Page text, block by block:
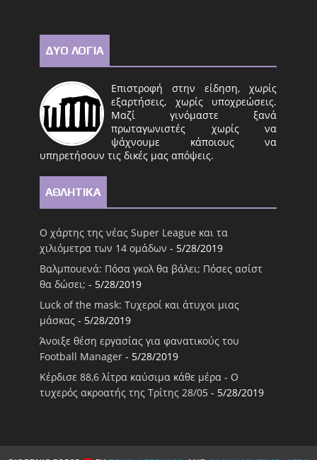
ΔΥΟ ΛΟΓΙΑ
Επιστροφή στην είδηση, χωρίς
εξαρτήσεις, χωρίς υποχρεώσεις.
Μαζί γινόμαστε ξανά
πρωταγωνιστές χωρίς να
ψάχνουμε κάποιους να
υπηρετήσουν τις δικές μας απόψεις.
ΑΘΛΗΤΙΚΑ
Ο χάρτης της νέας Super League και τα
χιλιόμετρα των 14 ομάδων - 5/28/2019
Βαλμπουενά: Πόσα γκολ θα βάλει; Πόσες ασίστ
θα δώσει; - 5/28/2019
Luck of the mask: Τυχεροί και άτυχοι μιας
μάσκας - 5/28/2019
Άνοιξε θέση εργασίας για φανατικούς του
Football Μanager - 5/28/2019
Κέρδισε 88,6 λίτρα καύσιμα κάθε μέρα - Ο
τυχερός ακροατής της Τρίτης 28/05 - 5/28/2019